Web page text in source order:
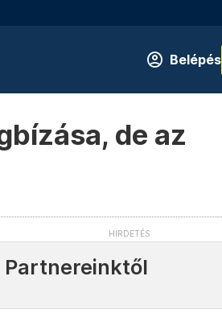
Belépés
de az
Partnereinktől